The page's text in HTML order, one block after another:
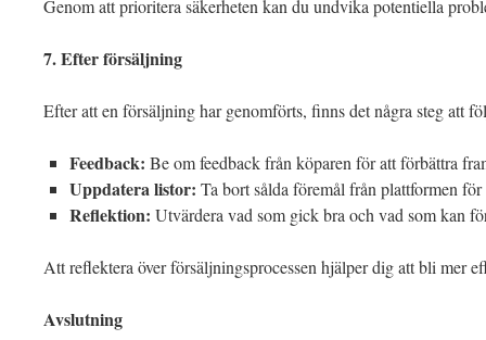
Genom att prioritera säkerheten kan du undvika potentiella
7. Efter försäljning
Efter att en försäljning har genomförts, finns det några steg att
Feedback: Be om feedback från köparen för att förbättra
Uppdatera listor: Ta bort sålda föremål från plattformen
Reflektion: Utvärdera vad som gick bra och vad som kan
Att reflektera över försäljningsprocessen hjälper dig att bli mer
Avslutning